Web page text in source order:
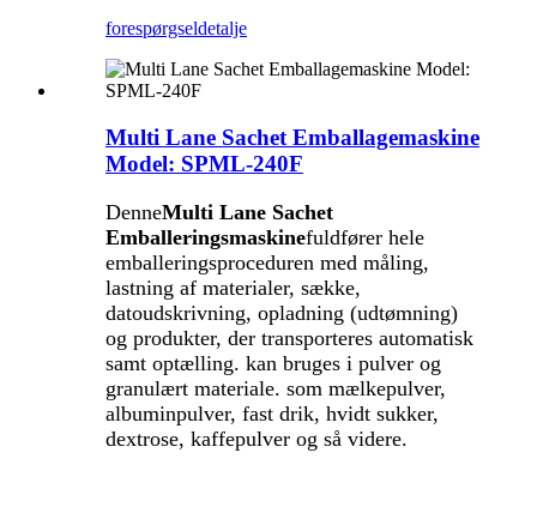
forespørgseldetalje
Multi Lane Sachet Emballagemaskine
Model: SPML-240F
DenneMulti Lane Sachet
Emballeringsmaskinefuldfører hele
emballeringsproceduren med måling,
lastning af materialer, sække,
datoudskrivning, opladning (udtømning)
og produkter, der transporteres automatisk
samt optælling. kan bruges i pulver og
granulært materiale. som mælkepulver,
albuminpulver, fast drik, hvidt sukker,
dextrose, kaffepulver og så videre.